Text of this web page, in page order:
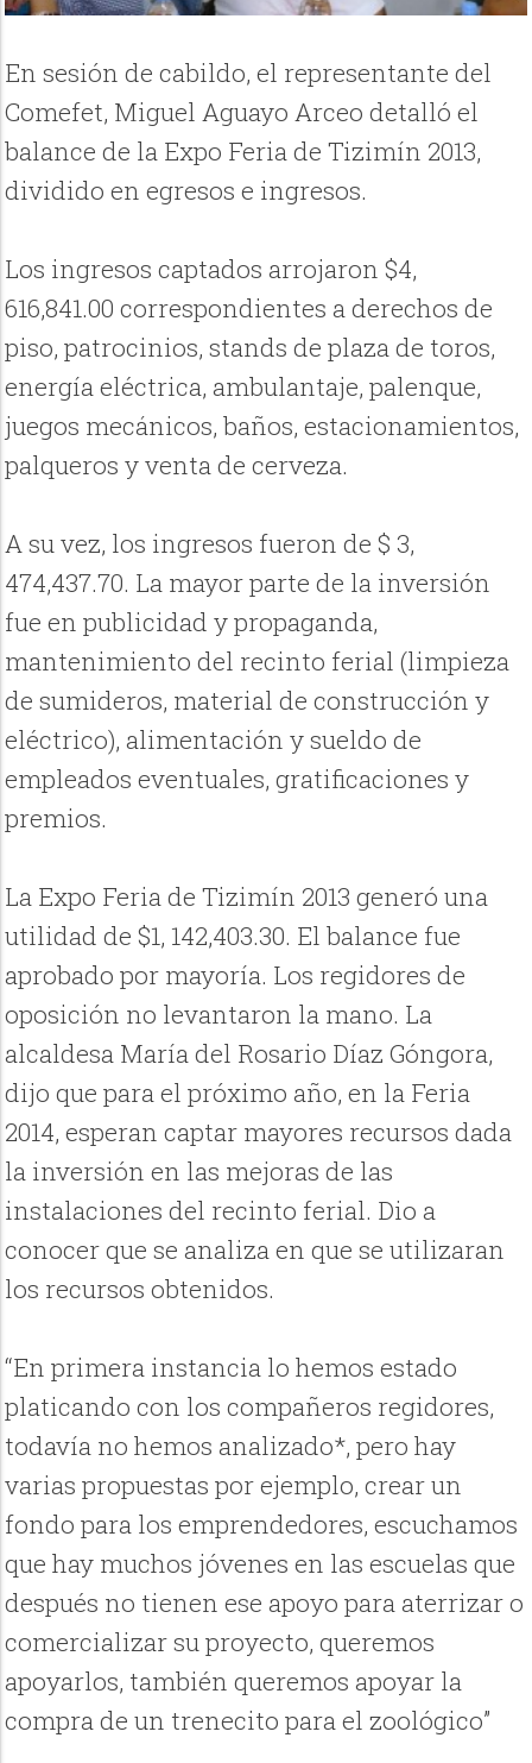
En sesión de cabildo, el representante del
Comefet, Miguel Aguayo Arceo detalló el
balance de la Expo Feria de Tizimín 2013,
dividido en egresos e ingresos.
Los ingresos captados arrojaron $4,
616,841.00 correspondientes a derechos de
piso, patrocinios, stands de plaza de toros,
energía eléctrica, ambulantaje, palenque,
juegos mecánicos, baños, estacionamientos,
palqueros y venta de cerveza.
A su vez, los ingresos fueron de $ 3,
474,437.70. La mayor parte de la inversión
fue en publicidad y propaganda,
mantenimiento del recinto ferial (limpieza
de sumideros, material de construcción y
eléctrico), alimentación y sueldo de
empleados eventuales, gratificaciones y
premios.
La Expo Feria de Tizimín 2013 generó una
utilidad de $1, 142,403.30. El balance fue
aprobado por mayoría. Los regidores de
oposición no levantaron la mano. La
alcaldesa María del Rosario Díaz Góngora,
dijo que para el próximo año, en la Feria
2014, esperan captar mayores recursos dada
la inversión en las mejoras de las
instalaciones del recinto ferial. Dio a
conocer que se analiza en que se utilizaran
los recursos obtenidos.
“En primera instancia lo hemos estado
platicando con los compañeros regidores,
todavía no hemos analizado*, pero hay
varias propuestas por ejemplo, crear un
fondo para los emprendedores, escuchamos
que hay muchos jóvenes en las escuelas que
después no tienen ese apoyo para aterrizar o
comercializar su proyecto, queremos
apoyarlos, también queremos apoyar la
compra de un trenecito para el zoológico”